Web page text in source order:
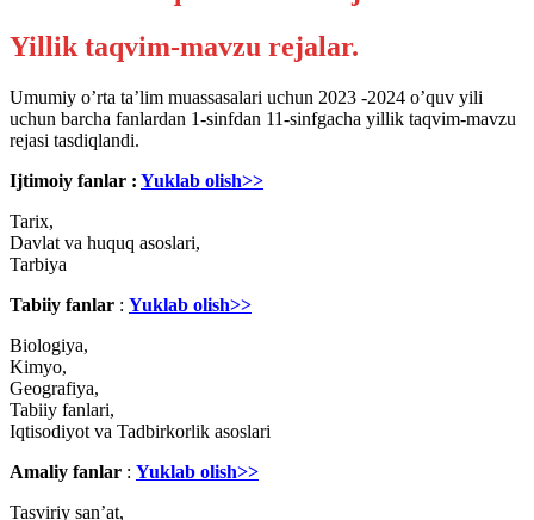
Yillik taqvim-mavzu rejalar.
Umumiy o’rta ta’lim muassasalari uchun 2023 -2024 o’quv yili
uchun barcha fanlardan 1-sinfdan 11-sinfgacha yillik taqvim-mavzu
rejasi tasdiqlandi.
Ijtimoiy fanlar : Yuklab olish>>
Tarix,
Davlat va huquq asoslari,
Tarbiya
Tabiiy fanlar : Yuklab olish>>
Biologiya,
Kimyo,
Geografiya,
Tabiiy fanlari,
Iqtisodiyot va Tadbirkorlik asoslari
Amaliy fanlar : Yuklab olish>>
Tasviriy san’at,